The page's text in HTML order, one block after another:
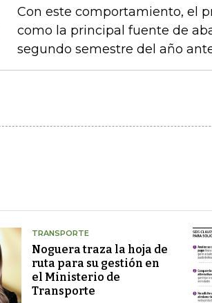
Con este comportamiento, el
como la principal fuente de
segundo semestre del año
TRANSPORTE
Noguera traza la hoja de
ruta para su gestión en
el Ministerio de
Transporte